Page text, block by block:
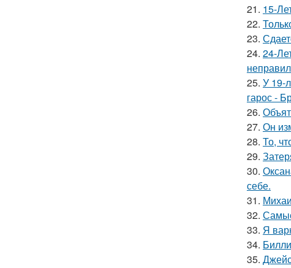
21. 15-
22.
23.
24. 24-
25. У 19-
гарос -
26.
27. Он
28. То,
29.
30.
себе.
31.
32.
33. Я
34.
35.